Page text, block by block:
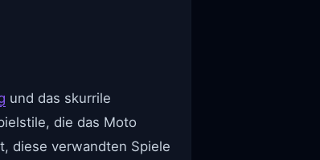
und das skurrile
die das Moto
diese verwandten Spiele